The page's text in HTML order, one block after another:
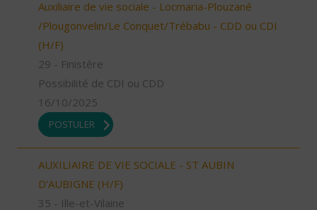
Auxiliaire de vie sociale - Locmaria-Plouzané
/Plougonvelin/Le Conquet/Trébabu - CDD ou CDI
(H/F)
29 - Finistère
Possibilité de CDI ou CDD
16/10/2025
POSTULER
AUXILIAIRE DE VIE SOCIALE - ST AUBIN
D'AUBIGNE (H/F)
35 - Ille-et-Vilaine